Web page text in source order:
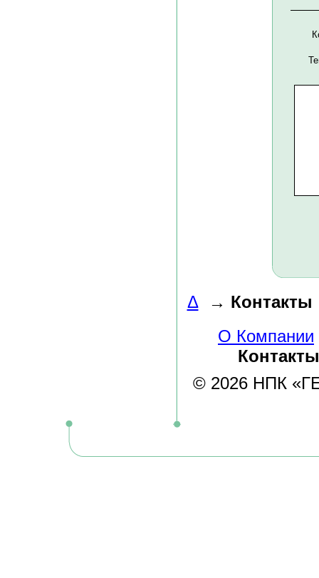
Δ→ Контакты
О Компании
Контакты
© 2026 НПК